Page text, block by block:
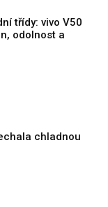
třídy: vivo V50
odolnost a
chladnou